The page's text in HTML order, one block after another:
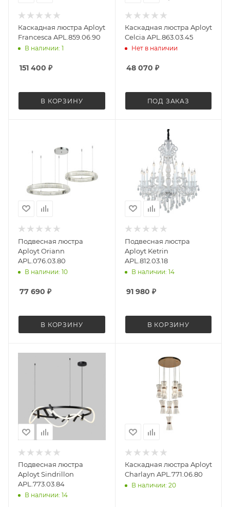
Каскадная люстра Aployt
Francesca APL.859.06.90
В наличии: 1
151 400 ₽
В КОРЗИНУ
Каскадная люстра Aployt
Celcia APL.863.03.45
Нет в наличии
48 070 ₽
ПОД ЗАКАЗ
Подвесная люстра
Aployt Oriann
APL.076.03.80
В наличии: 10
77 690 ₽
В КОРЗИНУ
Подвесная люстра
Aployt Ketrin
APL.812.03.18
В наличии: 14
91 980 ₽
В КОРЗИНУ
Подвесная люстра
Aployt Sindrillon
APL.773.03.84
В наличии: 14
Каскадная люстра Aployt
Charlayn APL.771.06.80
В наличии: 20